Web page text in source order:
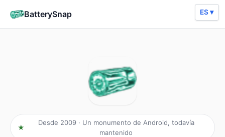
BatterySnap
Desde 2009 · Un monumento de Android, todavía
mantenido
ES ▾